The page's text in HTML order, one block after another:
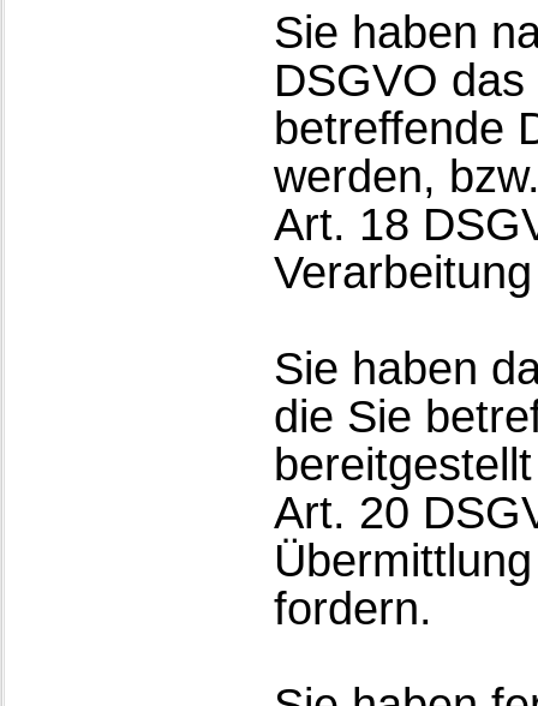
Sie haben
DSGVO
betreffende
werden,
Art. 18
Sie haben
die Sie
Art. 20
fordern.